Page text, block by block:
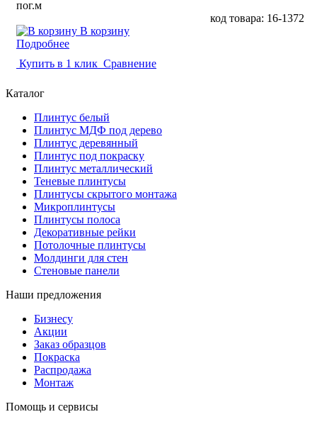
пог.м
код товара: 16-1372
В корзину
Подробнее
Купить в 1 клик Сравнение
Каталог
Плинтус белый
Плинтус МДФ под дерево
Плинтус деревянный
Плинтус под покраску
Плинтус металлический
Теневые плинтусы
Плинтусы скрытого монтажа
Микроплинтусы
Плинтусы полоса
Декоративные рейки
Потолочные плинтусы
Молдинги для стен
Стеновые панели
Наши предложения
Бизнесу
Акции
Заказ образцов
Покраска
Распродажа
Монтаж
Помощь и сервисы